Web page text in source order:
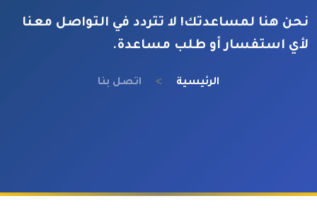
نحن هنا لمساعدتك! لا تتردد في التواصل معنا
لأي استفسار أو طلب مساعدة.
الرئيسية اتصل بنا